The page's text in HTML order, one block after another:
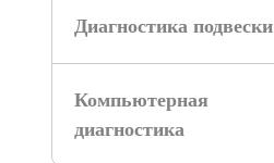
Диагностика подвески
Компьютерная
диагностика